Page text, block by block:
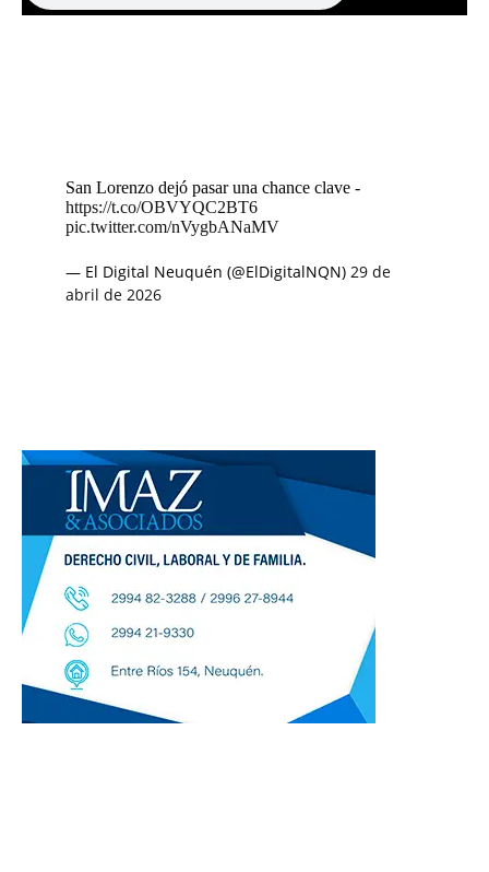
San Lorenzo dejó pasar una chance clave -
https://t.co/OBVYQC2BT6
pic.twitter.com/nVygbANaMV
— El Digital Neuquén (@ElDigitalNQN) 29 de
abril de 2026